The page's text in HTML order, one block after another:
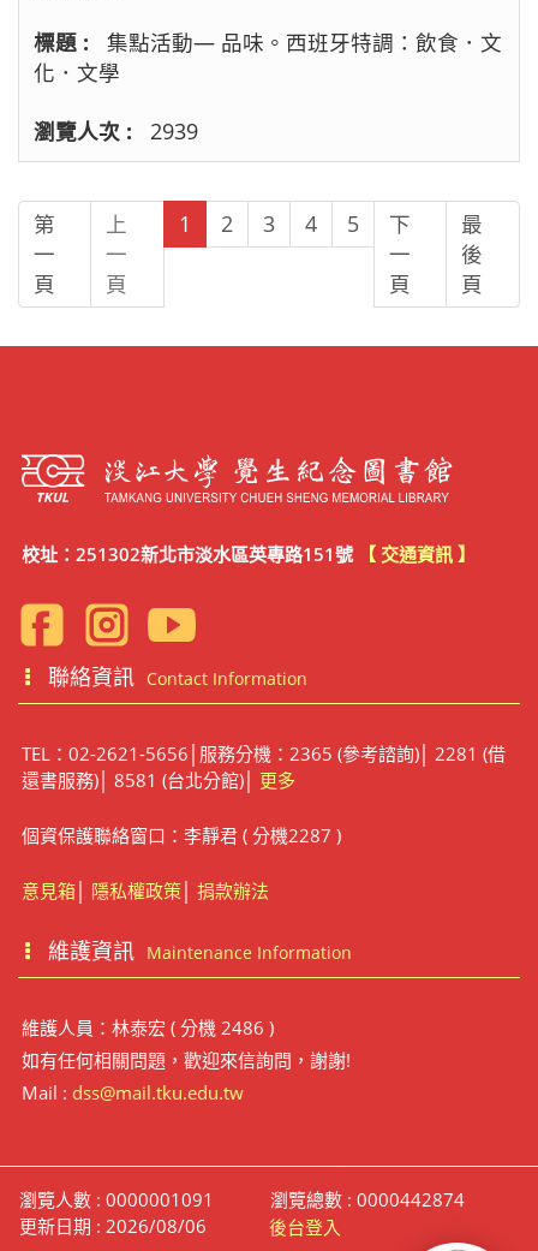
集點活動— 品味。西班牙特調：飲食．文
化．文學
2939
第
一
頁
上
一
頁
1 2 3 4 5
下
一
頁
最
後
頁
校址：251302新北市淡水區英專路151號 【 交通資訊 】
聯絡資訊 Contact Information
TEL：02-2621-5656│服務分機：2365 (參考諮詢)│ 2281 (借
還書服務)│ 8581 (台北分館)│ 更多
個資保護聯絡窗口：李靜君 ( 分機2287 )
意見箱│ 隱私權政策│ 捐款辦法
維護資訊 Maintenance Information
維護人員：林泰宏 ( 分機 2486 )
如有任何相關問題，歡迎來信詢問，謝謝!
Mail : dss@mail.tku.edu.tw
瀏覽人數 : 0000001091
瀏覽總數 : 0000442874
更新日期 : 2026/08/06
後台登入